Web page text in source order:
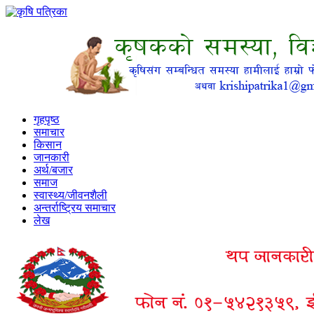
गृहपृष्ठ
समाचार
किसान
जानकारी
अर्थ/बजार
समाज
स्वास्थ्य/जीवनशैली
अन्तर्राष्ट्रिय समाचार
लेख